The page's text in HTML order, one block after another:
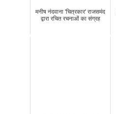
मनीष नंदवाना 'चित्रकार' राजसमंद
द्वारा रचित रचनाओं का संग्रह